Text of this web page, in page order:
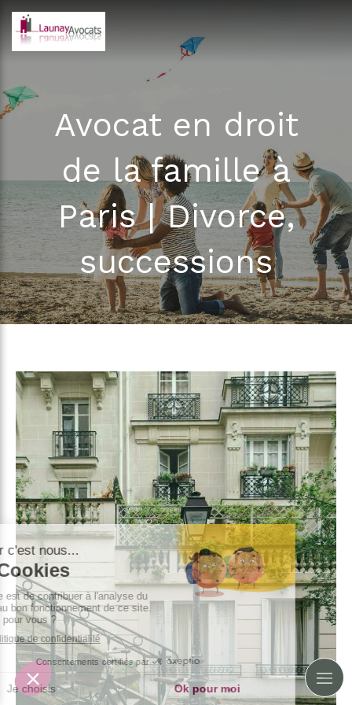
Avocat en droit
de la famille à
Paris | Divorce,
successions